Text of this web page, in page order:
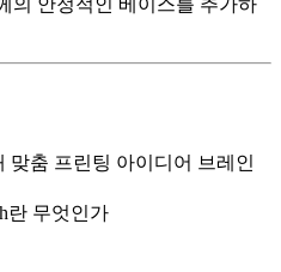
춤 프린팅 아이디어 브레인
란 무엇인가